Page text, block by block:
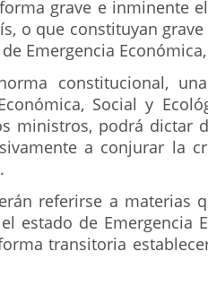
grave e inminente
o que constituyan
Emergencia
constitucional,
Social y
ministros, podrá dictar
a conjurar la
referirse a materias
estado de Emergencia
transitoria